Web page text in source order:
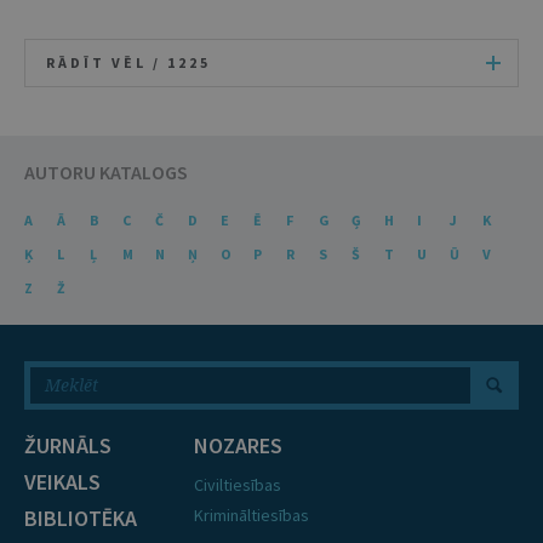
RĀDĪT VĒL / 1225
AUTORU KATALOGS
A Ā B C Č D E Ē F G Ģ H I J
K
Ķ
L Ļ M N Ņ O P R S Š T U Ū
V
Z
Ž
ŽURNĀLS
VEIKALS
BIBLIOTĒKA
NOZARES
Civiltiesības
Krimināltiesības